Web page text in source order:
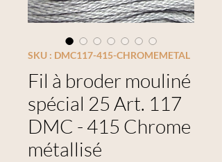
SKU : DMC117-415-CHROMEMETAL
Fil à broder mouliné
spécial 25 Art. 117
DMC - 415 Chrome
métallisé